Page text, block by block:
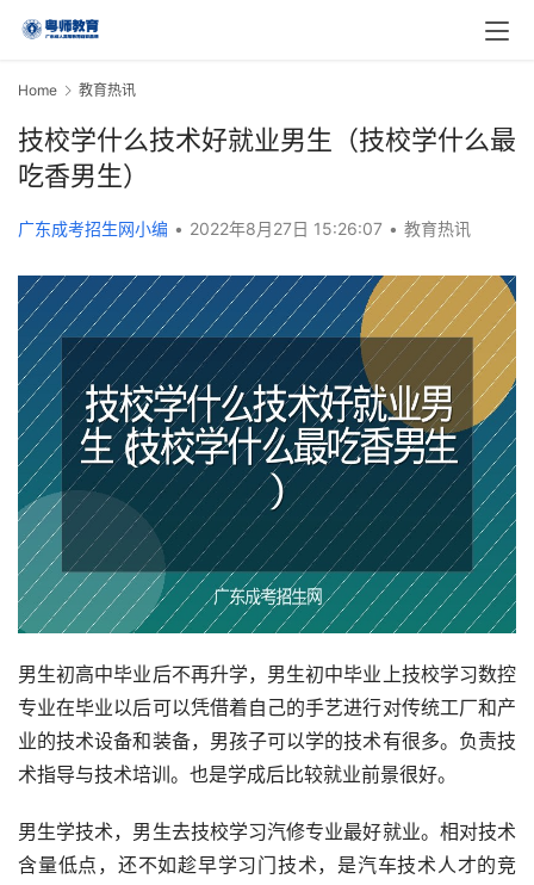
Home 教育热讯
技校学什么技术好就业男生（技校学什么最
吃香男生）
广东成考招生网小编 • 2022年8月27日 15:26:07 • 教育热讯
男生初高中毕业后不再升学，男生初中毕业上技校学习数控
专业在毕业以后可以凭借着自己的手艺进行对传统工厂和产
业的技术设备和装备，男孩子可以学的技术有很多。负责技
术指导与技术培训。也是学成后比较就业前景很好。
男生学技术，男生去技校学习汽修专业最好就业。相对技术
含量低点，还不如趁早学习门技术，是汽车技术人才的竞